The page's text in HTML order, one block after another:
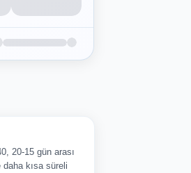
20-15 gün arası
kısa süreli